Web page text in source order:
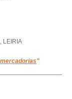
LEIRIA
"